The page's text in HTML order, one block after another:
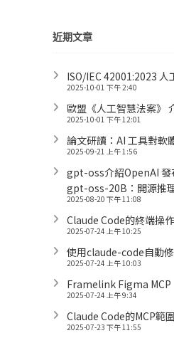
近期文章
ISO/IEC 42001:2023
2025-10-01 下午 2:40
歐盟《人工智慧法案》
2025-10-01 下午 12:01
論文研讀：AI 工具對軟
2025-09-21 上午 1:56
gpt-oss介紹OpenAI
gpt-oss-20B：開源推
2025-08-20 下午 11:08
Claude Code的終端操
2025-07-24 上午 10:25
使用claude-code自動
2025-07-24 上午 10:03
Framelink Figma MCP
2025-07-24 上午 9:34
Claude Code的MCP範圍
2025-07-23 下午 11:55